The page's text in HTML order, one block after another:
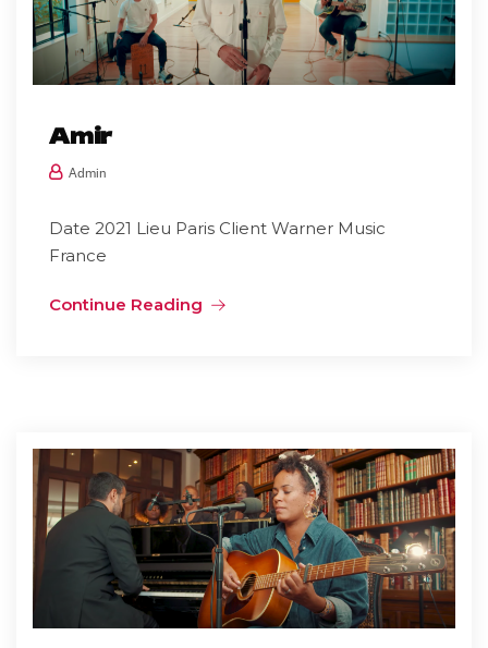
Amir
Admin
Date 2021 Lieu Paris Client Warner Music
France
Continue Reading